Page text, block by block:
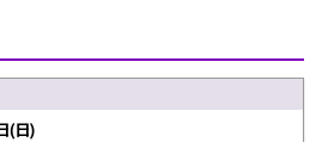
(日)